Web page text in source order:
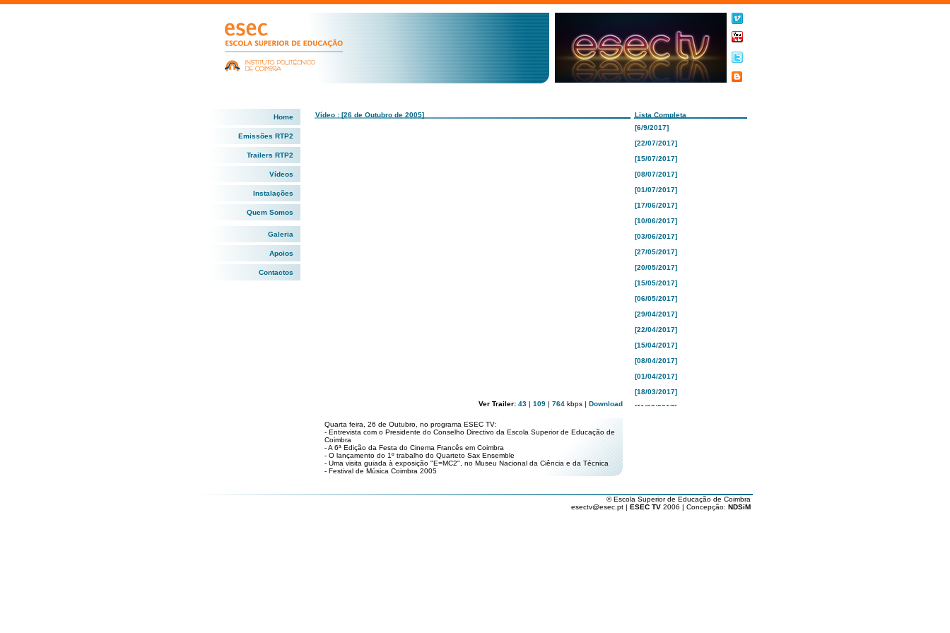
Home
Emissões RTP2
Trailers RTP2
Vídeos
Instalações
Quem Somos
Galeria
Apoios
Contactos
Vídeo : [26 de Outubro de 2005] Lista Completa
Ver Trailer: 43 | 109 | 764 kbps | Download
Quarta feira, 26 de Outubro, no programa ESEC TV:
- Entrevista com o Presidente do Conselho Directivo da Escola Superior de Educação de
Coimbra
- A 6ª Edição da Festa do Cinema Francês em Coimbra
- O lançamento do 1º trabalho do Quarteto Sax Ensemble
- Uma visita guiada à exposição "E=MC2", no Museu Nacional da Ciência e da Técnica
- Festival de Música Coimbra 2005
[6/9/2017]
[22/07/2017]
[15/07/2017]
[08/07/2017]
[01/07/2017]
[17/06/2017]
[10/06/2017]
[03/06/2017]
[27/05/2017]
[20/05/2017]
[15/05/2017]
[06/05/2017]
[29/04/2017]
[22/04/2017]
[15/04/2017]
[08/04/2017]
[01/04/2017]
[18/03/2017]
[11/03/2017]
[28/01/2017]
© Escola Superior de Educação de Coimbra
esectv@esec.pt | ESEC TV 2006 | Concepção: NDSiM